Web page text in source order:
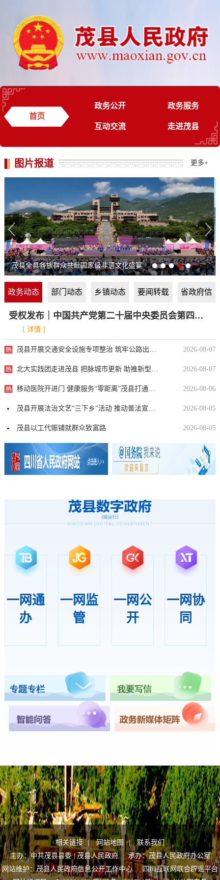
首页
政务公开 政务服务
互动交流 走进茂县
图片报道 更多+
共赴国家级非遗文化盛宴
政务动态 部门动态 乡镇动态 要闻转载 省政府信
息受权发布｜中国共产党第二十届中央委员会第四次全体会议公报
[ 详情 ]
茂县开展交通安全设施专项整治 筑牢公路出行安全防线 2026-08-07
北大实践团走进茂县 把脉城市更新 助推新型城镇化建设 2026-08-07
移动医院开进门 健康服务“零距离”茂县打通老年健康服务“最后一公里” 2026-08-06
茂县开展法治文艺“三下乡”活动 推动普法宣传入民心 2026-08-05
茂县以工代赈铺就群众致富路 2026-08-05
一网通
办
一网监
管
一网公
开
一网协
同
相关链接 网站地图 |
联系我们
主办：中共茂县县委 | 茂县人民政府 承办：茂县人民政府办公室
网站维护：茂县人民政府信息公开工作中心四川互联网联合辟谣平台